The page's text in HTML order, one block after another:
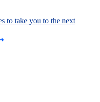
to take you to the next